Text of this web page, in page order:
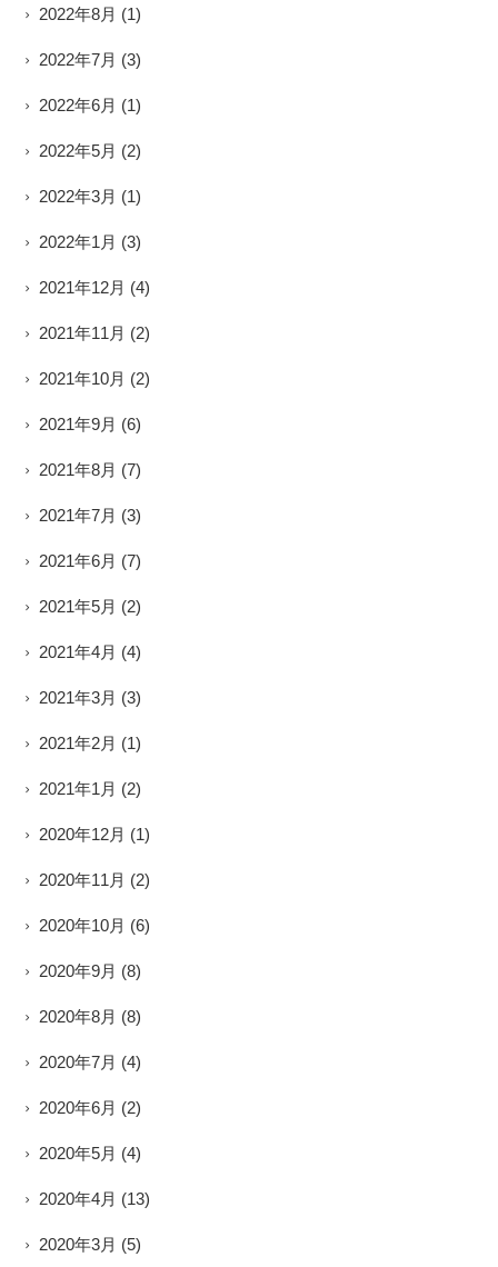
2022年8月 (1)
2022年7月 (3)
2022年6月 (1)
2022年5月 (2)
2022年3月 (1)
2022年1月 (3)
2021年12月 (4)
2021年11月 (2)
2021年10月 (2)
2021年9月 (6)
2021年8月 (7)
2021年7月 (3)
2021年6月 (7)
2021年5月 (2)
2021年4月 (4)
2021年3月 (3)
2021年2月 (1)
2021年1月 (2)
2020年12月 (1)
2020年11月 (2)
2020年10月 (6)
2020年9月 (8)
2020年8月 (8)
2020年7月 (4)
2020年6月 (2)
2020年5月 (4)
2020年4月 (13)
2020年3月 (5)